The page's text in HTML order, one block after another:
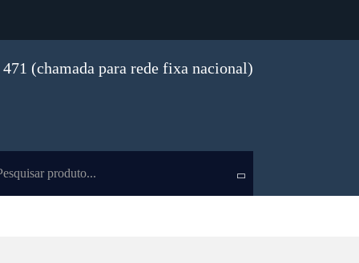
(chamada para rede fixa nacional)